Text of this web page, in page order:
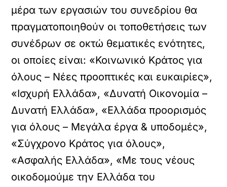
μέρα των εργασιών του συνεδρίου θα
πραγματοποιηθούν οι τοποθετήσεις των
συνέδρων σε οκτώ θεματικές ενότητες,
οι οποίες είναι: «Κοινωνικό Κράτος για
όλους – Νέες προοπτικές και ευκαιρίες»,
«Ισχυρή Ελλάδα», «Δυνατή Οικονομία –
Δυνατή Ελλάδα», «Ελλάδα προορισμός
για όλους – Μεγάλα έργα & υποδομές»,
«Σύγχρονο Κράτος για όλους»,
«Ασφαλής Ελλάδα», «Με τους νέους
οικοδομούμε την Ελλάδα του